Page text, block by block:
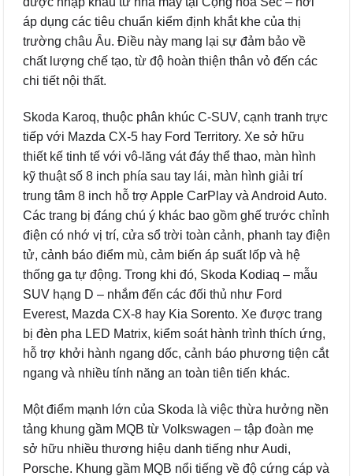
áp dụng các tiêu chuẩn kiểm định khắt khe của thị
trường châu Âu. Điều này mang lại sự đảm bảo về
chất lượng chế tạo, từ độ hoàn thiện thân vỏ đến các
chi tiết nội thất.
Skoda Karoq, thuộc phân khúc C-SUV, cạnh tranh trực
tiếp với Mazda CX-5 hay Ford Territory. Xe sở hữu
thiết kế tinh tế với vô-lăng vát đáy thể thao, màn hình
kỹ thuật số 8 inch phía sau tay lái, màn hình giải trí
trung tâm 8 inch hỗ trợ Apple CarPlay và Android Auto.
Các trang bị đáng chú ý khác bao gồm ghế trước chỉnh
điện có nhớ vị trí, cửa sổ trời toàn cảnh, phanh tay điện
tử, cảnh báo điểm mù, cảm biến áp suất lốp và hệ
thống ga tự động. Trong khi đó, Skoda Kodiaq – mẫu
SUV hạng D – nhắm đến các đối thủ như Ford
Everest, Mazda CX-8 hay Kia Sorento. Xe được trang
bị đèn pha LED Matrix, kiểm soát hành trình thích ứng,
hỗ trợ khởi hành ngang dốc, cảnh báo phương tiện cắt
ngang và nhiều tính năng an toàn tiên tiến khác.
Một điểm mạnh lớn của Skoda là việc thừa hưởng nền
tảng khung gầm MQB từ Volkswagen – tập đoàn mẹ
sở hữu nhiều thương hiệu danh tiếng như Audi,
Porsche. Khung gầm MQB nổi tiếng về độ cứng cáp và